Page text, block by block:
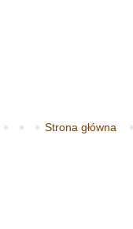
Strona główna